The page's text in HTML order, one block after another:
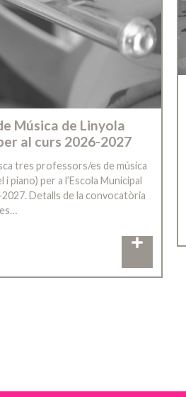
Música de Linyola
al curs 2026-2027
tres professors/es de música
piano) per a l’Escola Municipal
Detalls de la convocatòria